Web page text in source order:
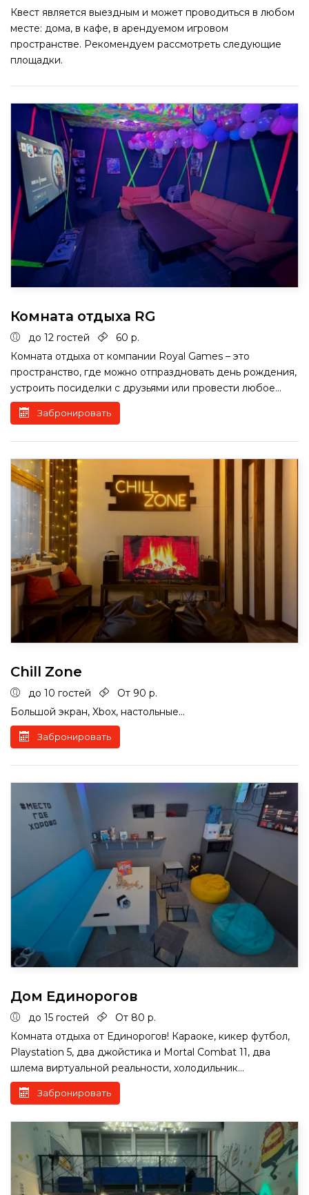
Квест является выездным и может проводиться в любом
месте: дома, в кафе, в арендуемом игровом
пространстве. Рекомендуем рассмотреть следующие
площадки.
Комната отдыха RG
до 12 гостей
60 р.
Комната отдыха от компании Royal Games – это
пространство, где можно отпраздновать день рождения,
устроить посиделки с друзьями или провести любое...
Забронировать
Chill Zone
до 10 гостей
От 90 р.
Большой экран, Xbox, настольные...
Забронировать
Дом Единорогов
до 15 гостей
От 80 р.
Комната отдыха от Единорогов! Караоке, кикер футбол,
Playstation 5, два джойстика и Mortal Combat 11, два
шлема виртуальной реальности, холодильник...
Забронировать